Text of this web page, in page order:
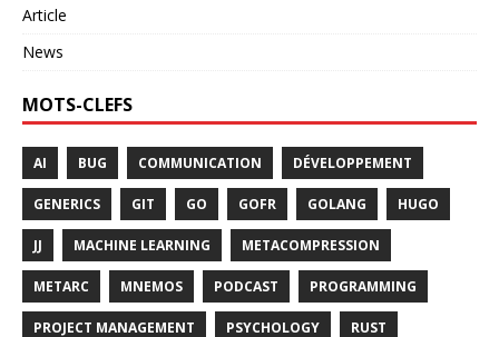
Article
News
MOTS-CLEFS
AI BUG COMMUNICATION DÉVELOPPEMENT
GENERICS GIT GO GOFR GOLANG HUGO
JJ MACHINE LEARNING METACOMPRESSION
METARC MNEMOS PODCAST PROGRAMMING
PROJECT MANAGEMENT PSYCHOLOGY RUST